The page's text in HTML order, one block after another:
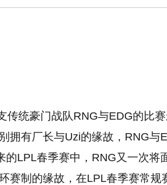
传统豪门战队RNG与EDG的比
拥有厂长与Uzi的缘故，RNG与
的LPL春季赛中，RNG又一次
赛制的缘故，在LPL春季赛常